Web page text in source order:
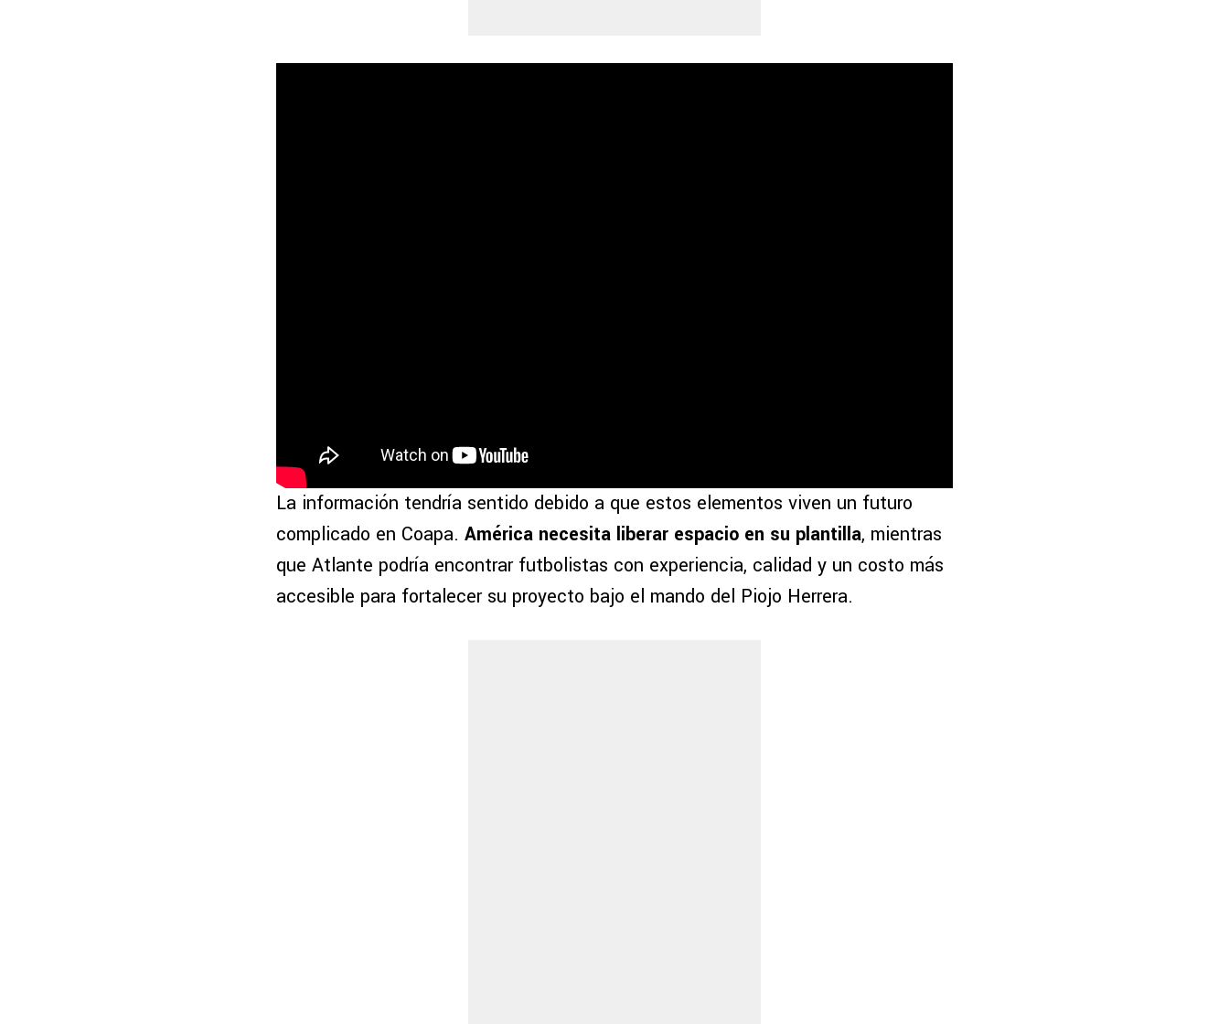
La información tendría sentido debido a que estos elementos viven un futuro
complicado en Coapa. América necesita liberar espacio en su plantilla, mientras
que Atlante podría encontrar futbolistas con experiencia, calidad y un costo más
accesible para fortalecer su proyecto bajo el mando del Piojo Herrera.